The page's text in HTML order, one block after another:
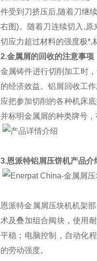
件受到刀挤压后,随着刀继
右图)。随着刀连续切入,
切应力超过材料的强度极*,
2.金属屑的回收的注意事项
金属铸件进行切削加工时
的经济效益。铝屑回收工
应把参加切削的各种机床
并标明金属屑的种类牌号
3.恩派特铝屑压饼机产品介
恩派特金属屑压块机机架
术及叠加组合阀块，使用
平稳；电脑控制，自动化
的劳动强度。